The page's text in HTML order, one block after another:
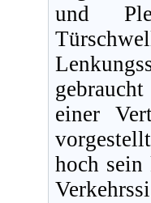
und
einer
hoch sein